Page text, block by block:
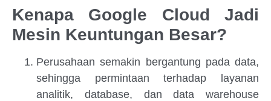
Kenapa Google Cloud Jadi
Mesin Keuntungan Besar?
Perusahaan semakin bergantung pada data,
sehingga permintaan terhadap layanan
analitik, database, dan data warehouse